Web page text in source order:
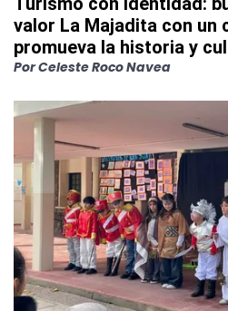
valor La Majadita con un
promueva la historia y
PorCeleste Roco Navea